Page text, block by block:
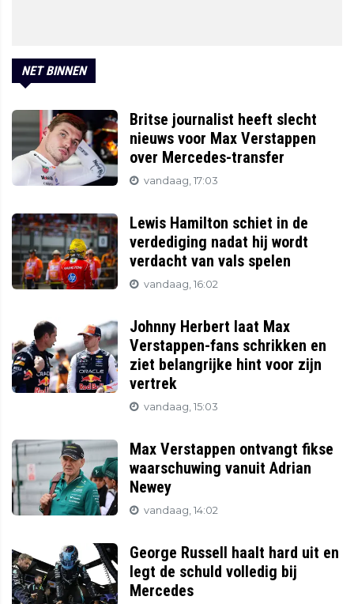
NET BINNEN
Britse journalist heeft slecht
nieuws voor Max Verstappen
over Mercedes-transfer
vandaag, 17:03
Lewis Hamilton schiet in de
verdediging nadat hij wordt
verdacht van vals spelen
vandaag, 16:02
Johnny Herbert laat Max
Verstappen-fans schrikken en
ziet belangrijke hint voor zijn
vertrek
vandaag, 15:03
Max Verstappen ontvangt fikse
waarschuwing vanuit Adrian
Newey
vandaag, 14:02
George Russell haalt hard uit en
legt de schuld volledig bij
Mercedes